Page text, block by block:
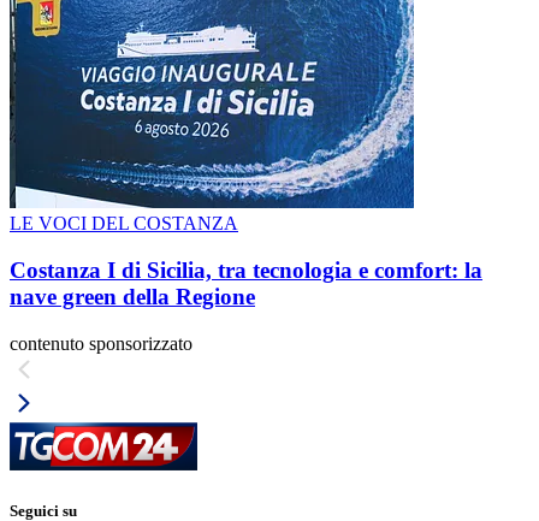
LE VOCI DEL COSTANZA
Costanza I di Sicilia, tra tecnologia e comfort: la
nave green della Regione
contenuto sponsorizzato
Seguici su